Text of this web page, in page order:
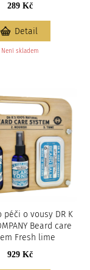
289 Kč
Není skladem
Detail
péči o vousy DR K
Beard care
Fresh lime
929 Kč